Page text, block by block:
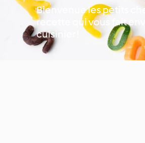
Bienvenue les petits
recette qui vous fait
cuisinier !